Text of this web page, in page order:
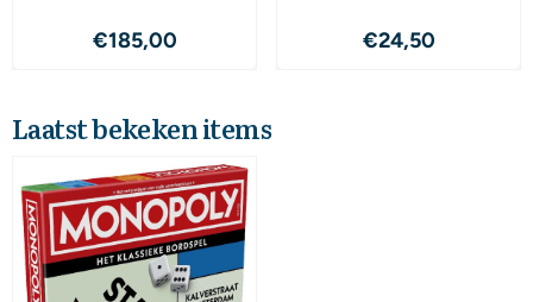
Prijs: 185,00
€185,00 Prijs: 24,50
€24,50
Laatst bekeken items